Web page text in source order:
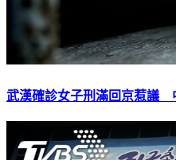
武漢確診女子刑滿回京惹議